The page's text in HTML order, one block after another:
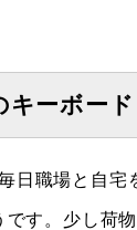
ーボード
職場と自宅
す。少し荷